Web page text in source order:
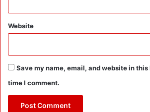
Website
Save my name, email, and website in
time I comment.